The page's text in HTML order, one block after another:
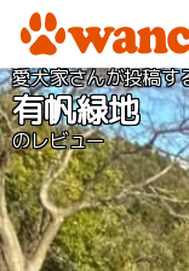
愛犬家さんが投稿す
有帆緑地
のレビュー